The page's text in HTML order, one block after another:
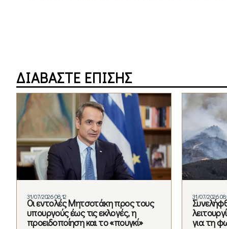
ΔΙΑΒΑΣΤΕ ΕΠΙΣΗΣ
31/07/2026 08:12
Οι εντολές Μητσοτάκη προς τους
υπουργούς έως τις εκλογές, η
προειδοποίηση και το «πουγκί»
31/07/2026
για τη